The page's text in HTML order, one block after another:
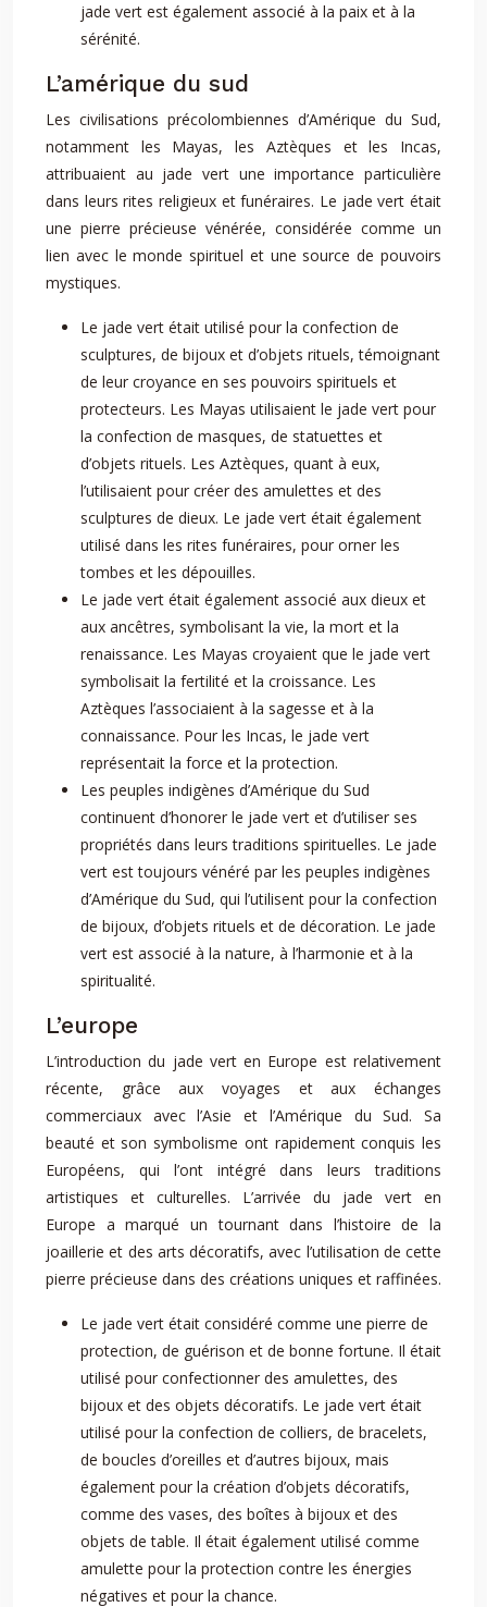
jade vert est également associé à la paix et à la
sérénité.
L’amérique du sud
Les civilisations précolombiennes d’Amérique du Sud,
notamment les Mayas, les Aztèques et les Incas,
attribuaient au jade vert une importance particulière
dans leurs rites religieux et funéraires. Le jade vert était
une pierre précieuse vénérée, considérée comme un
lien avec le monde spirituel et une source de pouvoirs
mystiques.
Le jade vert était utilisé pour la confection de
sculptures, de bijoux et d’objets rituels, témoignant
de leur croyance en ses pouvoirs spirituels et
protecteurs. Les Mayas utilisaient le jade vert pour
la confection de masques, de statuettes et
d’objets rituels. Les Aztèques, quant à eux,
l’utilisaient pour créer des amulettes et des
sculptures de dieux. Le jade vert était également
utilisé dans les rites funéraires, pour orner les
tombes et les dépouilles.
Le jade vert était également associé aux dieux et
aux ancêtres, symbolisant la vie, la mort et la
renaissance. Les Mayas croyaient que le jade vert
symbolisait la fertilité et la croissance. Les
Aztèques l’associaient à la sagesse et à la
connaissance. Pour les Incas, le jade vert
représentait la force et la protection.
Les peuples indigènes d’Amérique du Sud
continuent d’honorer le jade vert et d’utiliser ses
propriétés dans leurs traditions spirituelles. Le jade
vert est toujours vénéré par les peuples indigènes
d’Amérique du Sud, qui l’utilisent pour la confection
de bijoux, d’objets rituels et de décoration. Le jade
vert est associé à la nature, à l’harmonie et à la
spiritualité.
L’europe
L’introduction du jade vert en Europe est relativement
récente, grâce aux voyages et aux échanges
commerciaux avec l’Asie et l’Amérique du Sud. Sa
beauté et son symbolisme ont rapidement conquis les
Européens, qui l’ont intégré dans leurs traditions
artistiques et culturelles. L’arrivée du jade vert en
Europe a marqué un tournant dans l’histoire de la
joaillerie et des arts décoratifs, avec l’utilisation de cette
pierre précieuse dans des créations uniques et raffinées.
Le jade vert était considéré comme une pierre de
protection, de guérison et de bonne fortune. Il était
utilisé pour confectionner des amulettes, des
bijoux et des objets décoratifs. Le jade vert était
utilisé pour la confection de colliers, de bracelets,
de boucles d’oreilles et d’autres bijoux, mais
également pour la création d’objets décoratifs,
comme des vases, des boîtes à bijoux et des
objets de table. Il était également utilisé comme
amulette pour la protection contre les énergies
négatives et pour la chance.